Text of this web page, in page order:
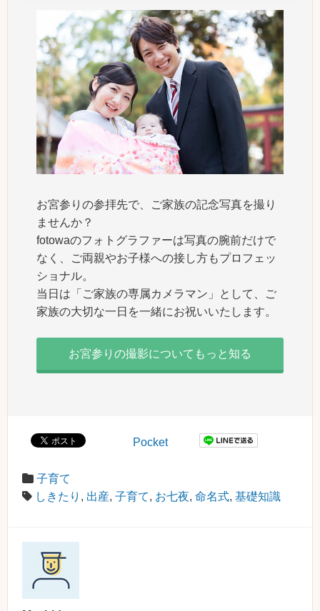
お宮参りの参拝先で、ご家族の記念写真を撮り
ませんか？
fotowaのフォトグラファーは写真の腕前だけで
なく、ご両親やお子様への接し方もプロフェッ
ショナル。
当日は「ご家族の専属カメラマン」として、ご
家族の大切な一日を一緒にお祝いいたします。
お宮参りの撮影についてもっと知る
Pocket
子育て
しきたり , 出産, 子育て, お七夜, 命名式, 基礎知識